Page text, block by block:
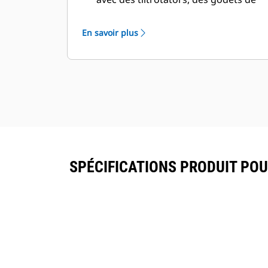
débroussailleuses-déchiqueteuses
ou d'autres équipements dotés de
faisceaux électroniques pour
En savoir plus
SPÉCIFICATIONS PRODUIT